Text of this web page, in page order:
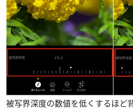
被写界深度の数値を低くするほど